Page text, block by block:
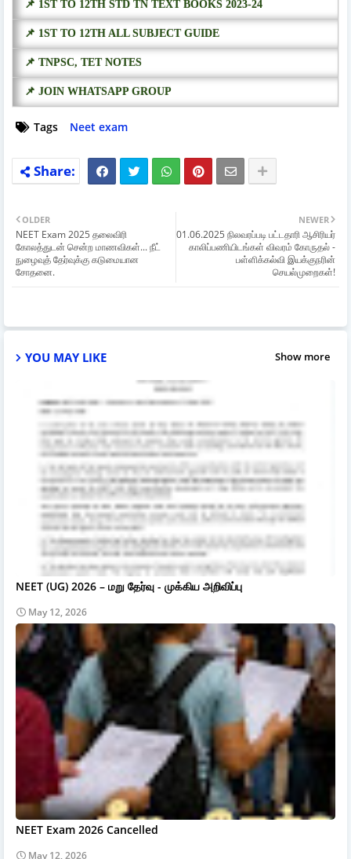
📌 1ST TO 12TH STD TN TEXT BOOKS 2023-24
📌 1ST TO 12TH ALL SUBJECT GUIDE
📌 TNPSC, TET NOTES
📌 JOIN WHATSAPP GROUP
Tags Neet exam
NEWER
01.06.2025 நிலவரப்படி பட்டதாரி ஆசிரியர்
காலிப்பணியிடங்கள் விவரம் கோருதல் -
பள்ளிக்கல்வி இயக்குநரின்
செயல்முறைகள்!
OLDER
NEET Exam 2025 தலைவிரி
கோலத்துடன் சென்ற மாணவிகள்... நீட்
நுழைவுத் தேர்வுக்கு கடுமையான
சோதனை.
YOU MAY LIKE Show more
NEET (UG) 2026 – மறு தேர்வு - முக்கிய அறிவிப்பு
May 12, 2026
NEET Exam 2026 Cancelled
May 12, 2026